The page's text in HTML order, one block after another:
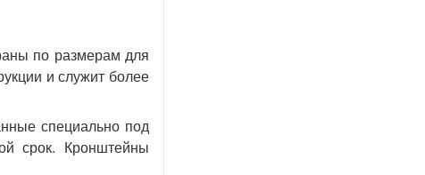
по размерам для
и служит более
специально под
срок. Кронштейны